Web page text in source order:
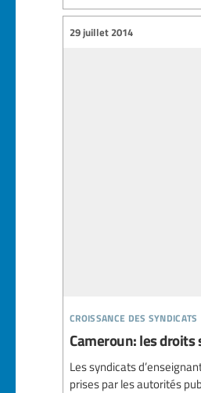
croissance des syndicats
29 juillet 2014
Cameroun: les
Les syndicats
prises par les autorités